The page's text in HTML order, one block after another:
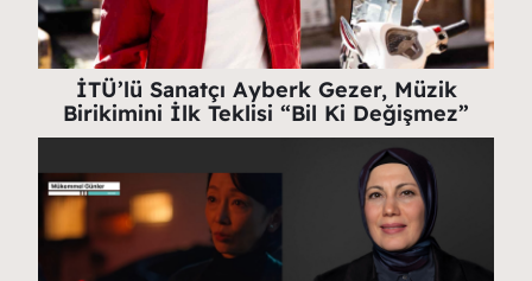
İTÜ’lü Sanatçı Ayberk Gezer, Müzik
Birikimini İlk Teklisi “Bil Ki Değişmez”